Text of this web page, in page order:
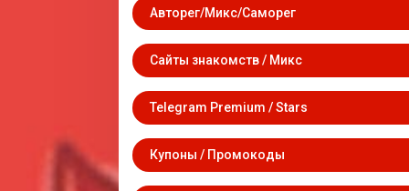
Авторег/Микс/Саморег
Сайты знакомств / Микс
Telegram Premium / Stars
Купоны / Промокоды